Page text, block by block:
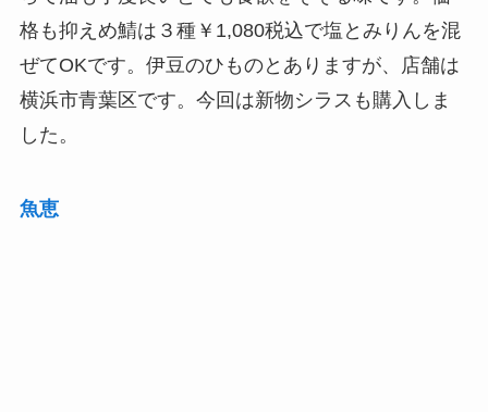
格も抑えめ鯖は３種￥1,080税込で塩とみりんを混
ぜてOKです。伊豆のひものとありますが、店舗は
横浜市青葉区です。今回は新物シラスも購入しま
した。
魚恵